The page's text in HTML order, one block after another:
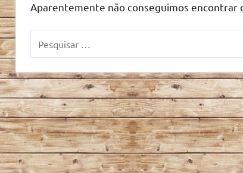
Aparentemente não conseguimos encontrar
Pesquisar
por: